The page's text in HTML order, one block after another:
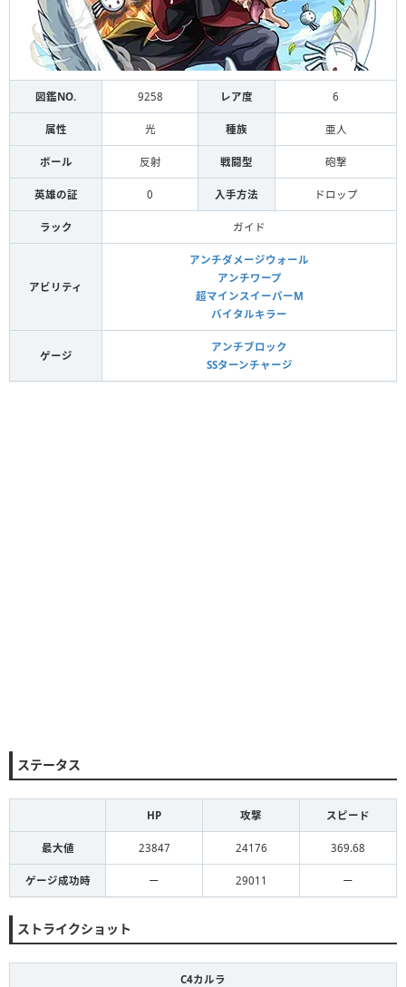
図鑑NO. 9258 レア度 6
属性 光 種族 亜人
ボール 反射 戦闘型 砲撃
英雄の証 0 入手方法 ドロップ
ラック ガイド
アビリティ
アンチダメージウォール
アンチワープ
超マインスイーパーM
バイタルキラー
ゲージ
アンチブロック
SSターンチャージ
ステータス
HP 攻撃 スピード
最大値 23847 24176 369.68
ゲージ成功時 ー 29011 ー
ストライクショット
C4カルラ